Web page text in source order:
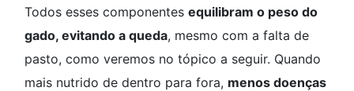
Todos esses componentes equilibram o peso do
gado, evitando a queda, mesmo com a falta de
pasto, como veremos no tópico a seguir. Quando
mais nutrido de dentro para fora, menos doenças